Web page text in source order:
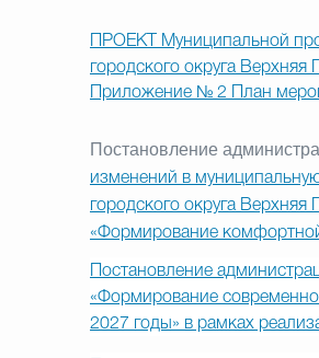
ПРОЕКТ Муниципальной
городского округа
Приложение № 2 План
Постановление
изменений в
городского округа
«Формирование
Постановление
«Формирование
2027 годы» в рамках